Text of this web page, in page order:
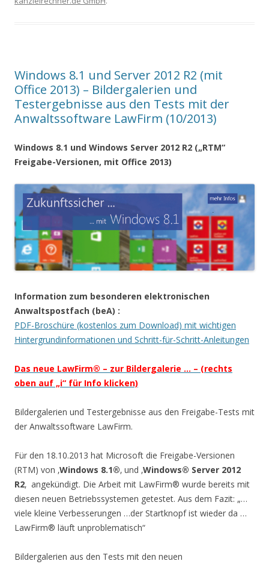
Windows 8.1 und Server 2012 R2 (mit
Office 2013) – Bildergalerien und
Testergebnisse aus den Tests mit der
Anwaltssoftware LawFirm (10/2013)
Windows 8.1 und Windows Server 2012 R2 („RTM“
Freigabe-Versionen, mit Office 2013)
Information zum besonderen elektronischen
Anwaltspostfach (beA) :
PDF-Broschüre (kostenlos zum Download) mit wichtigen
Hintergrundinformationen und Schritt-für-Schritt-Anleitungen
Das neue LawFirm® – zur Bildergalerie … – (rechts
oben auf „i“ für Info klicken)
Bildergalerien und Testergebnisse aus den Freigabe-Tests mit
der Anwaltssoftware LawFirm.
Für den 18.10.2013 hat Microsoft die Freigabe-Versionen
(RTM) von ‚Windows 8.1®‚ und ‚Windows® Server 2012
R2‚ angekündigt. Die Arbeit mit LawFirm® wurde bereits mit
diesen neuen Betriebssystemen getestet. Aus dem Fazit: „…
viele kleine Verbesserungen …der Startknopf ist wieder da …
LawFirm® läuft unproblematisch“
Bildergalerien aus den Tests mit den neuen